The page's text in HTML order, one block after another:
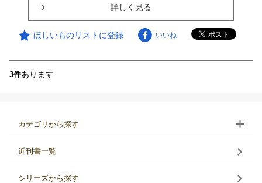
詳しく見る
ほしいものリストに登録 いいね
3件あります
カテゴリから探す
近刊書一覧
シリーズから探す